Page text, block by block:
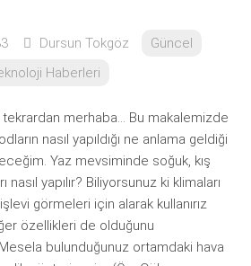
Dursun Tokgöz
Güncel
Haberleri
merhaba… Bu makalemizde
nasıl yapıldığı ne anlama geldiği
Yaz mevsiminde soğuk, kış
nasıl yapılır? Biliyorsunuz ki klimaları
görmeleri için alarak kullanırız
özellikleri de olduğunu
bulunduğunuz ortamdaki hava